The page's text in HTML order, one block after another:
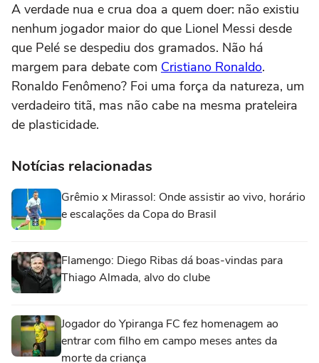
A verdade nua e crua doa a quem doer: não existiu
nenhum jogador maior do que Lionel Messi desde
que Pelé se despediu dos gramados. Não há
margem para debate com Cristiano Ronaldo.
Ronaldo Fenômeno? Foi uma força da natureza, um
verdadeiro titã, mas não cabe na mesma prateleira
de plasticidade.
Notícias relacionadas
Grêmio x Mirassol: Onde assistir ao vivo, horário
e escalações da Copa do Brasil
Flamengo: Diego Ribas dá boas-vindas para
Thiago Almada, alvo do clube
Jogador do Ypiranga FC fez homenagem ao
entrar com filho em campo meses antes da
morte da criança